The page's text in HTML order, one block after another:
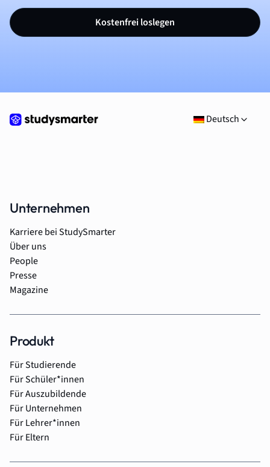
Kostenfrei loslegen
Deutsch
Unternehmen
Karriere bei StudySmarter
Über uns
People
Presse
Magazine
Produkt
Für Studierende
Für Schüler*innen
Für Auszubildende
Für Unternehmen
Für Lehrer*innen
Für Eltern